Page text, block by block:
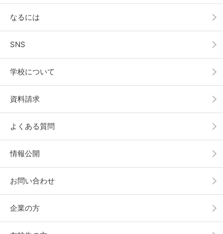
なるには
SNS
学校について
資料請求
よくある質問
情報公開
お問い合わせ
企業の方